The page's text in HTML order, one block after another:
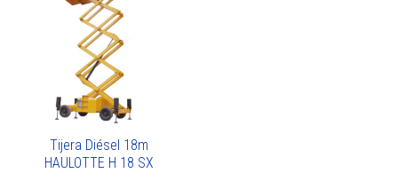
Tijera Diésel 18m
HAULOTTE H 18 SX